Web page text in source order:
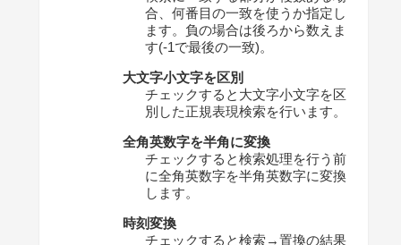
合、何番目の一致を使うか指定し
ます。負の場合は後ろから数えま
す(-1で最後の一致)。
大文字小文字を区別
チェックすると大文字小文字を区
別した正規表現検索を行います。
全角英数字を半角に変換
チェックすると検索処理を行う前
に全角英数字を半角英数字に変換
します。
時刻変換
チェックすると検索→置換の結果